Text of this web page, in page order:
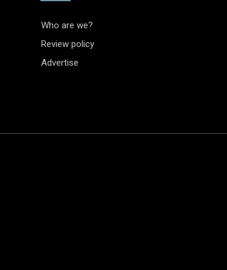
Who are we?
Review policy
Advertise